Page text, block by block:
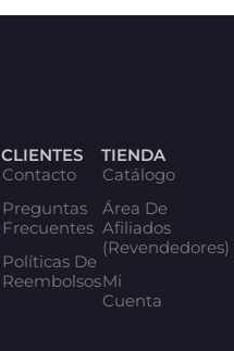
CLIENTES
Contacto
Preguntas
Frecuentes
Políticas De
Reembolsos
TIENDA
Catálogo
Área De
Afiliados
(Revendedores)
Mi
Cuenta